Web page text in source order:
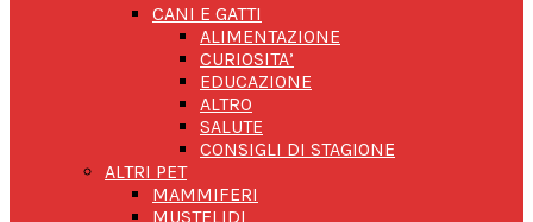
CANI E GATTI
ALIMENTAZIONE
CURIOSITA’
EDUCAZIONE
ALTRO
SALUTE
CONSIGLI DI STAGIONE
ALTRI PET
MAMMIFERI
MUSTELIDI